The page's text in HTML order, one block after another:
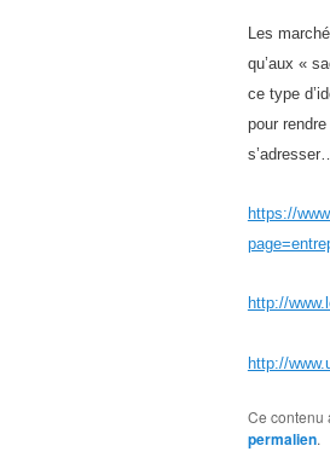
Les
qu’aux «
ce type
pour
https://
http://
http://
Ce contenu
permalien.